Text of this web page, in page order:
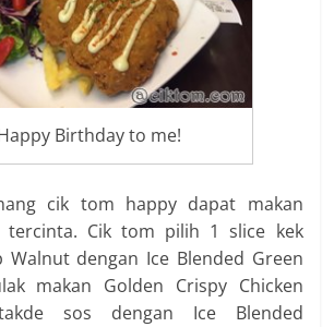
Birthday to me!
cik tom happy dapat makan
tercinta. Cik tom pilih 1 slice kek
Walnut dengan Ice Blended Green
makan Golden Crispy Chicken
sos dengan Ice Blended